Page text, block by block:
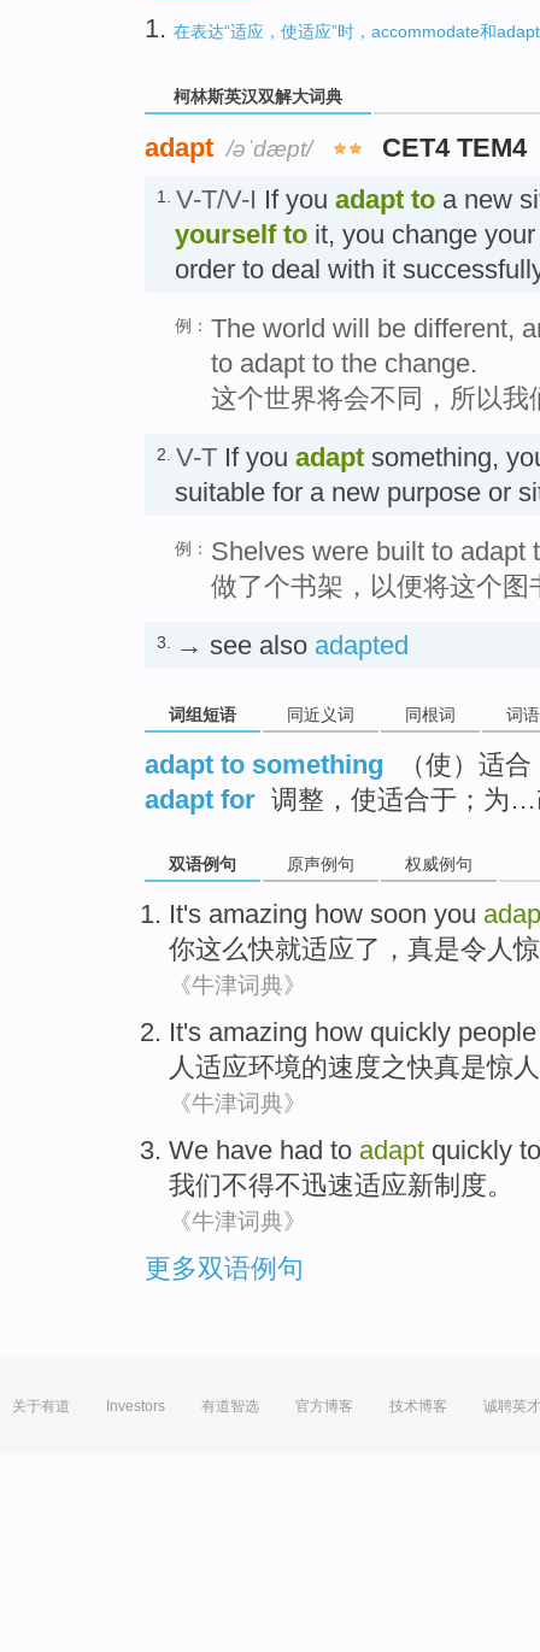
1. 在表达“适应，使适应”时，accommodate和
柯林斯英汉双解大词典
adapt /əˈdæpt/ CET4 TEM4
1. V-T/V-I If you adapt to a new
yourself to it, you change
order to deal with it
例： The world will be different,
to adapt to the change.
这个世界将会不同，所以
2. V-T If you adapt something,
suitable for a new purpose or
例： Shelves were built to adapt
做了个书架，以便将这个
3. → see also adapted
词组短语 同近义词 同根词 词
adapt to something
（使）适
adapt for 调整，使适合于；为
双语例句 原声例句 权威例句
It's amazing how soon you
你这么快就适应了， 真是令人
《牛津词典》
It's amazing how quickly people
人适应环境的速度之快真是惊
《牛津词典》
We have had to adapt quickly
我们不得不迅速适应新制度。
《牛津词典》
更多双语例句
关于有道 Investors 有道智选 官方博客 技术博客 诚聘英才